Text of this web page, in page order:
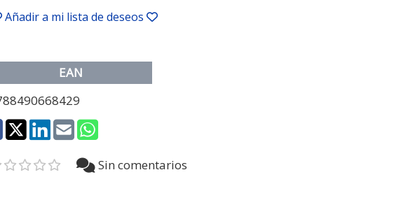
Añadir a mi lista de deseos
EAN
Sin comentarios